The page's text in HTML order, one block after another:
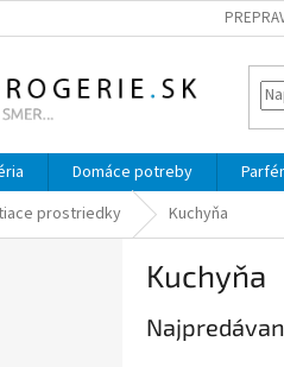
Domáce potreby
prostriedky Kuchyňa
Kuchyňa